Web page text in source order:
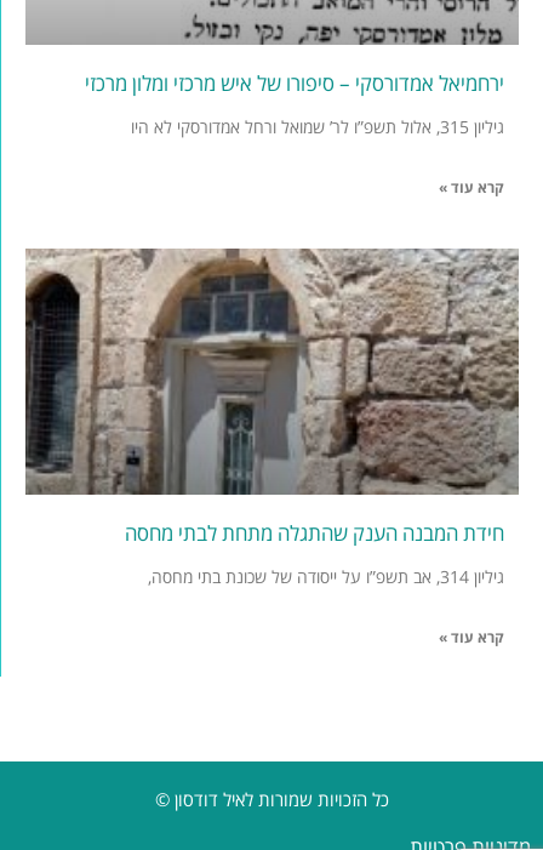
ירחמיאל אמדורסקי – סיפורו של איש מרכזי ומלון מרכזי
גיליון 315, אלול תשפ”ו לר’ שמואל ורחל אמדורסקי לא היו
קרא עוד »
חידת המבנה הענק שהתגלה מתחת לבתי מחסה
גיליון 314, אב תשפ”ו על ייסודה של שכונת בתי מחסה,
קרא עוד »
כל הזכויות שמורות לאיל דודסון ©